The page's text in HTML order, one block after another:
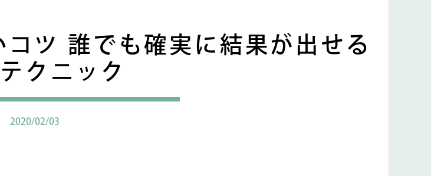
ツ 誰でも確実に結果が出せる
クニック
2020/02/03